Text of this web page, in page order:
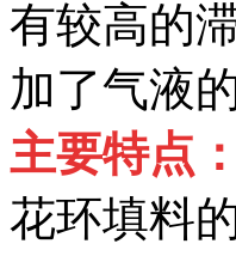
有较高的
加了气液
主要特点：
花环填料